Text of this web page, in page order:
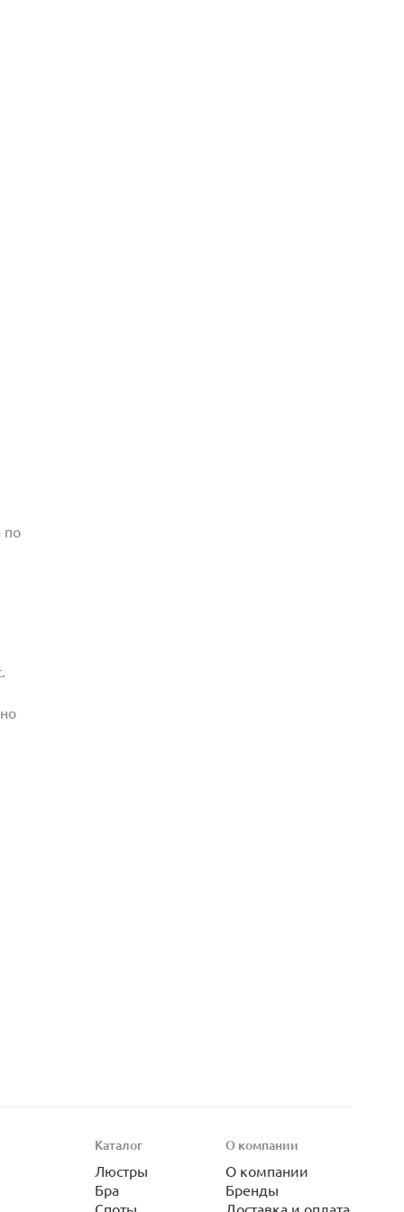
по
Каталог
Люстры
Бра
Споты
О компании
О компании
Бренды
Доставка и оплата